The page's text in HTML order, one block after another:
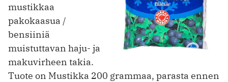
mustikkaa
pakokaasua /
bensiiniä
muistuttavan haju- ja
makuvirheen takia.
Tuote on Mustikka 200 grammaa, parasta ennen